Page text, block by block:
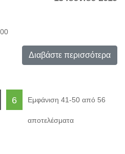
Διαβάστε περισσότερα
6 Εμφάνιση 41-50 από 56
αποτελέσματα